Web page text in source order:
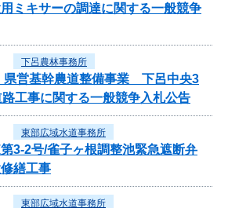
ミキサーの調達に関する一般競争
下呂農林事務所
県営基幹農道整備事業 下呂中央3
工事に関する一般競争入札公告
東部広域水道事務所
第3-2号/雀子ヶ根調整池緊急遮断弁
繕工事
東部広域水道事務所